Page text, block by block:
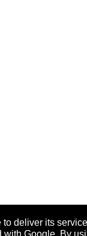
deliver its
Google. By